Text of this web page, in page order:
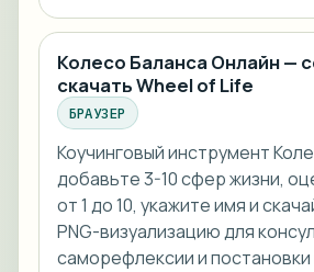
Колесо Баланса Онлайн —
скачать Wheel of Life
БРАУЗЕР
Коучинговый инструмент
добавьте 3-10 сфер жизни,
от 1 до 10, укажите имя и
PNG-визуализацию для
саморефлексии и